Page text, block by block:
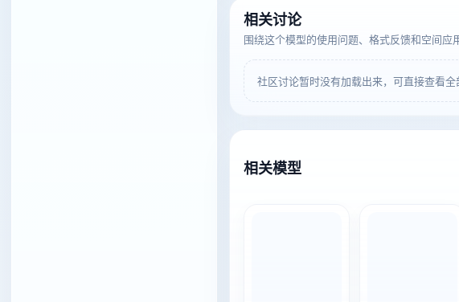
相关讨论
围绕这个模型的使用问题、格式反馈和空间应
社区讨论暂时没有加载出来，可直接查看全
相关模型